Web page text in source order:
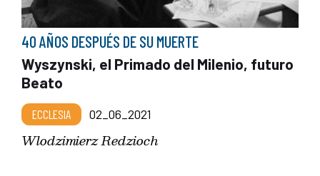
40 AÑOS DESPUÉS DE SU MUERTE
Wyszynski, el Primado del Milenio, futuro
Beato
ECCLESIA 02_06_2021
Wlodzimierz Redzioch